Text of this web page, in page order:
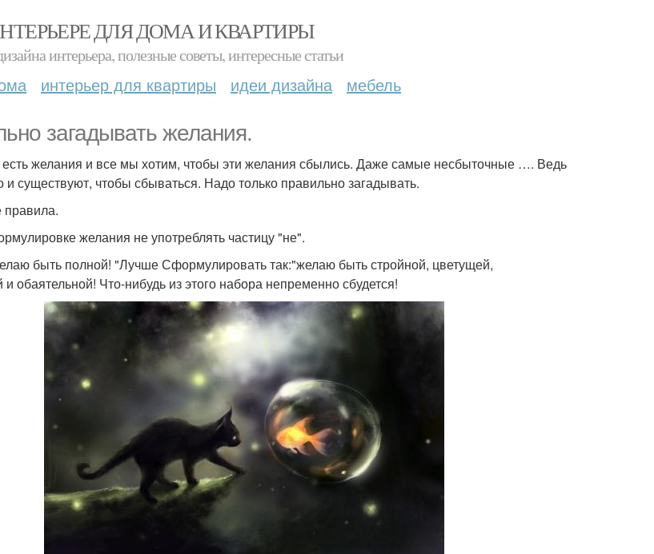
ДЛЯ ДОМА И КВАРТИРЫ
интерьера, полезные советы, интересные статьи
интерьер для квартиры идеи дизайна мебель
загадывать желания.
есть желания и все мы хотим, чтобы эти желания сбылись. Даже самые несбыточные …. Ведь
и существуют, чтобы сбываться. Надо только правильно загадывать.
желания не употреблять частицу "не".
быть полной! "Лучше Сформулировать так:"желаю быть стройной, цветущей,
и обаятельной! Что-нибудь из этого набора непременно сбудется!